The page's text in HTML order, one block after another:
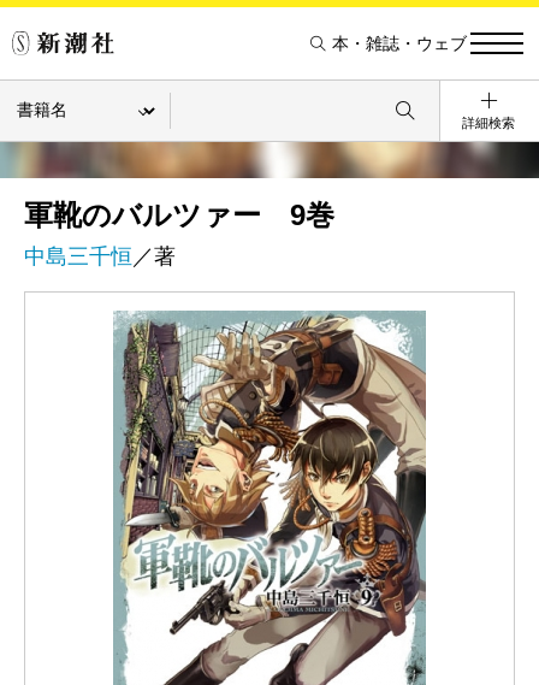
本・雑誌・ウェブ
詳細検索
軍靴のバルツァー 9巻
中島三千恒 ／著